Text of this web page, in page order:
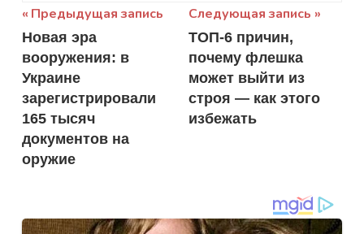
Навигация
по
записям
Предыдущая запись
Новая эра
вооружения: в
Украине
зарегистрировали
165 тысяч
документов на
оружие
Следующая запись
ТОП-6 причин,
почему флешка
может выйти из
строя — как этого
избежать